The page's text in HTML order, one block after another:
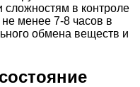
сложностям в контроле
менее 7-8 часов в
обмена веществ и